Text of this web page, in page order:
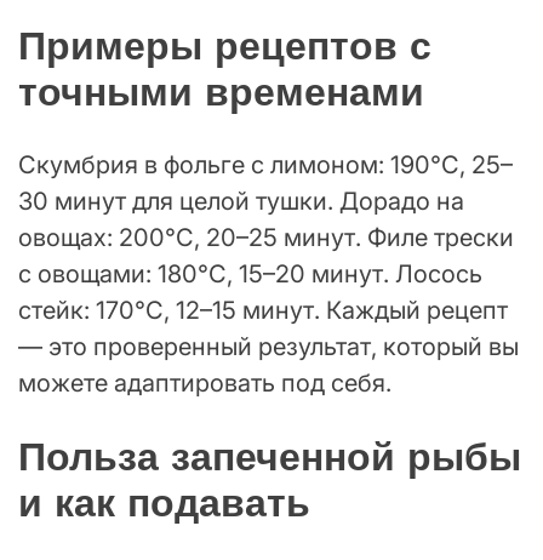
Примеры рецептов с
точными временами
Скумбрия в фольге с лимоном: 190°C, 25–
30 минут для целой тушки. Дорадо на
овощах: 200°C, 20–25 минут. Филе трески
с овощами: 180°C, 15–20 минут. Лосось
стейк: 170°C, 12–15 минут. Каждый рецепт
— это проверенный результат, который вы
можете адаптировать под себя.
Польза запеченной рыбы
и как подавать